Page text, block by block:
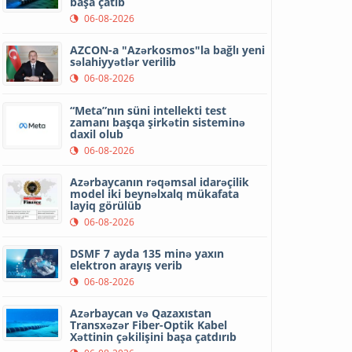
06-08-2026
AZCON-a "Azərkosmos"la bağlı yeni
səlahiyyətlər verilib
06-08-2026
“Meta”nın süni intellekti test
zamanı başqa şirkətin sisteminə
daxil olub
06-08-2026
Azərbaycanın rəqəmsal idarəçilik
model iki beynəlxalq mükafata
layiq görülüb
06-08-2026
DSMF 7 ayda 135 minə yaxın
elektron arayış verib
06-08-2026
Azərbaycan və Qazaxıstan
Transxəzər Fiber-Optik Kabel
Xəttinin çəkilişini başa çatdırıb